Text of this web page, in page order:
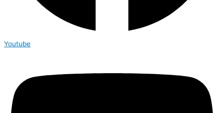
Youtube